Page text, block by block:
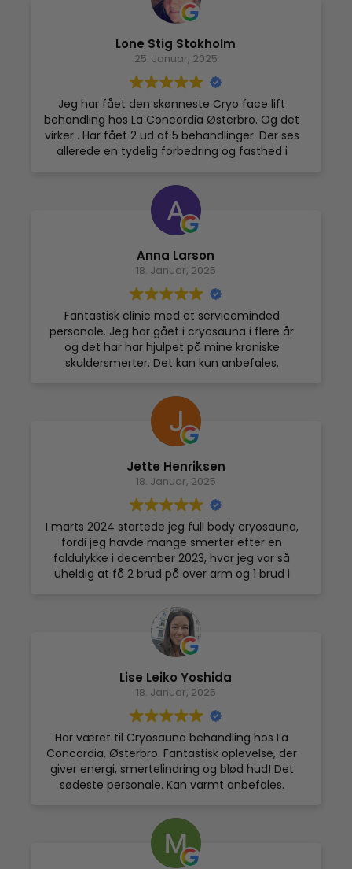
Lone Stig Stokholm
25. Januar, 2025
Jeg har fået den skønneste Cryo face lift
behandling hos La Concordia Østerbro. Og det
virker . Har fået 2 ud af 5 behandlinger. Der ses
allerede en tydelig forbedring og fasthed i
Hyggelige omgivelser og professionelt
personale.
Anna Larson
18. Januar, 2025
Fantastisk clinic med et serviceminded
personale. Jeg har gået i cryosauna i flere år
og det har har hjulpet på mine kroniske
skuldersmerter. Det kan kun anbefales.
Jette Henriksen
18. Januar, 2025
I marts 2024 startede jeg full body cryosauna,
fordi jeg havde mange smerter efter en
faldulykke i december 2023, hvor jeg var så
uheldig at få 2 brud på over arm og 1 brud i
I forbindelse med genoptræningsforløb mødte
jeg en anden kvinde, som fortalte om cryo
behandling. Jeg besluttede, at jeg måtte
prøve full body cryosauna for at komme ud af
det smertehelvede, jeg var i på det tidspunkt.
Faktisk tvivlede jeg på, om jeg ville komme til
at arbejde som sygeplejerske igen.
Faldulykken havde jeg anmeldte jeg til mit
forsikringsselskab Bauta, som er
sygeplejerskernes forsikringsselskab og en del
af LB-koncernen. Min ulykkeforsikring dækker
udgifter til alternativ behandling med et beløb
på 7.600kr inden for 2 år efter skaden, hvis en
I dag, over et år efter faldulykken fortsætter
jeg med full body cryosauna. Jeg har nedsat
bevægelighed i højre arm og skulder, men jeg
Lise Leiko Yoshida
18. Januar, 2025
Har været til Cryosauna behandling hos La
Concordia, Østerbro. Fantastisk oplevelse, der
giver energi, smertelindring og blød hud! Det
sødeste personale. Kan varmt anbefales.